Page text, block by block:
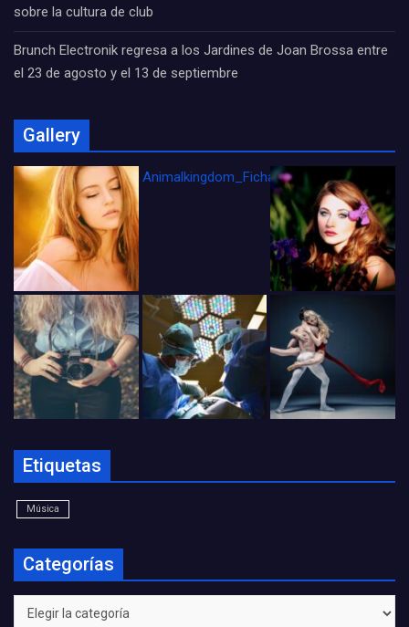
sobre la cultura de club
Brunch Electronik regresa a los Jardines de Joan Brossa entre
el 23 de agosto y el 13 de septiembre
Gallery
Animalkingdom_FichaCine
Etiquetas
Música
Categorías
Categorías